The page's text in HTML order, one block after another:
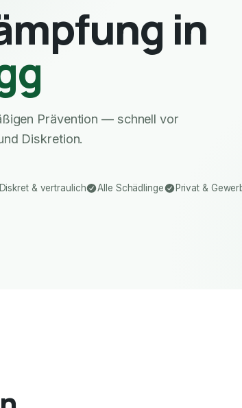
in
Prävention — schnell vor
Diskretion.
Diskret & vertraulich Alle Schädlinge Privat &